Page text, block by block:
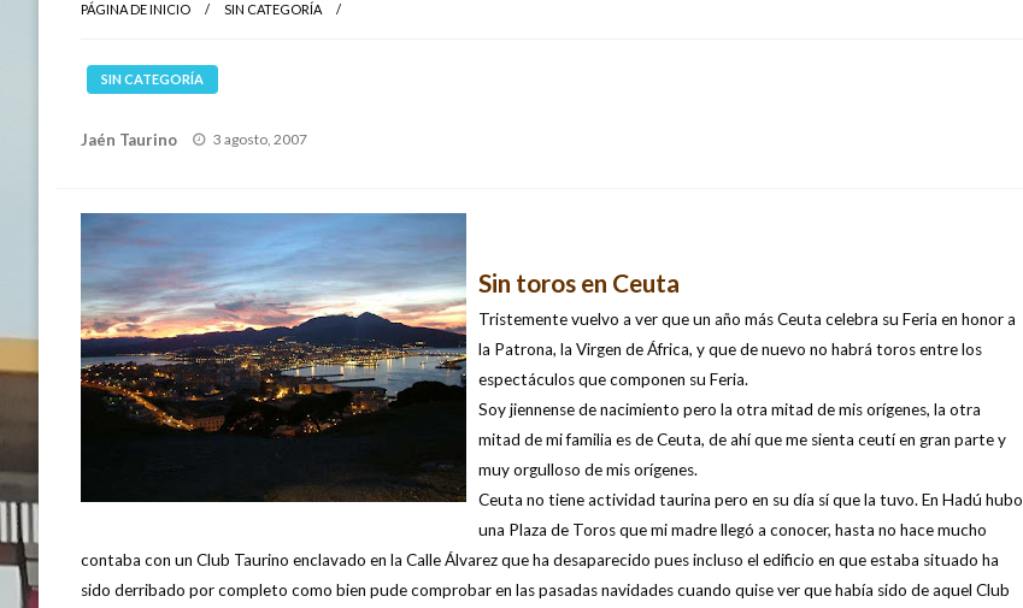
PÁGINA DE INICIO SIN CATEGORÍA
SIN CATEGORÍA
Jaén Taurino
Publicado
3 agosto, 2007
Sin toros en Ceuta
Tristemente vuelvo a ver que un año más Ceuta celebra su Feria en honor a
la Patrona, la Virgen de África, y que de nuevo no habrá toros entre los
espectáculos que componen su Feria.
Soy jiennense de nacimiento pero la otra mitad de mis orígenes, la otra
mitad de mi familia es de Ceuta, de ahí que me sienta ceutí en gran parte y
muy orgulloso de mis orígenes.
Ceuta no tiene actividad taurina pero en su día sí que la tuvo. En Hadú hubo
una Plaza de Toros que mi madre llegó a conocer, hasta no hace mucho
contaba con un Club Taurino enclavado en la Calle Álvarez que ha desaparecido pues incluso el edificio en que estaba situado ha
sido derribado por completo como bien pude comprobar en las pasadas navidades cuando quise ver que había sido de aquel Club